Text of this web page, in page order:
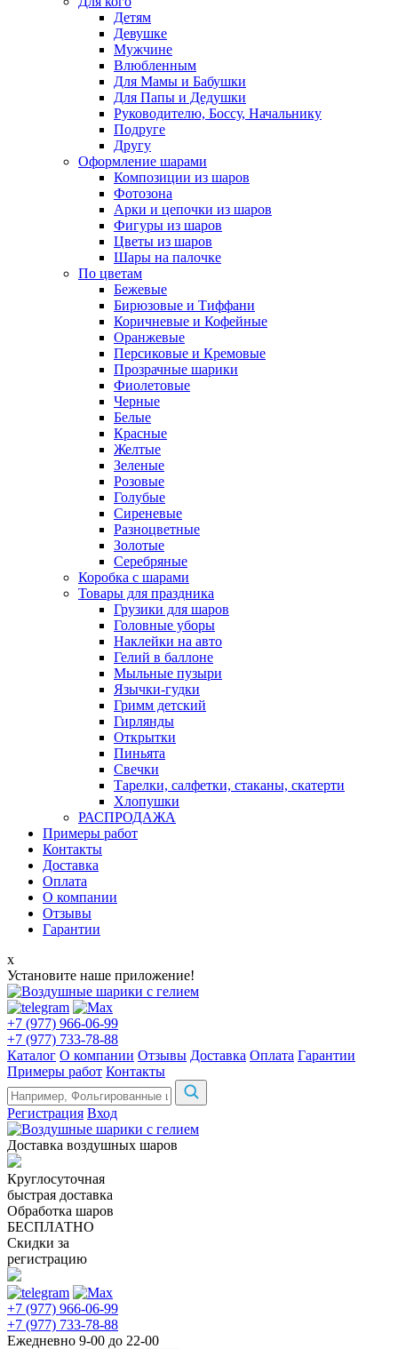
Детям
Девушке
Мужчине
Влюбленным
Для Мамы и Бабушки
Для Папы и Дедушки
Руководителю, Боссу, Начальнику
Подруге
Другу
Оформление шарами
Композиции из шаров
Фотозона
Арки и цепочки из шаров
Фигуры из шаров
Цветы из шаров
Шары на палочке
По цветам
Бежевые
Бирюзовые и Тиффани
Коричневые и Кофейные
Оранжевые
Персиковые и Кремовые
Прозрачные шарики
Фиолетовые
Черные
Белые
Красные
Желтые
Зеленые
Розовые
Голубые
Сиреневые
Разноцветные
Золотые
Серебряные
Коробка с шарами
Товары для праздника
Грузики для шаров
Головные уборы
Наклейки на авто
Гелий в баллоне
Мыльные пузыри
Язычки-гудки
Гримм детский
Гирлянды
Открытки
Пиньята
Свечки
Тарелки, салфетки, стаканы, скатерти
Хлопушки
РАСПРОДАЖА
Примеры работ
Контакты
Доставка
Оплата
О компании
Отзывы
Гарантии
x
Установите наше приложение!
+7 (977) 966-06-99
+7 (977) 733-78-88
Каталог О компании Отзывы Доставка Оплата Гарантии
Примеры работ Контакты
Регистрация Вход
Доставка воздушных шаров
Круглосуточная
быстрая доставка
Обработка шаров
БЕСПЛАТНО
Скидки за
регистрацию
+7 (977) 966-06-99
+7 (977) 733-78-88
Ежедневно 9-00 до 22-00